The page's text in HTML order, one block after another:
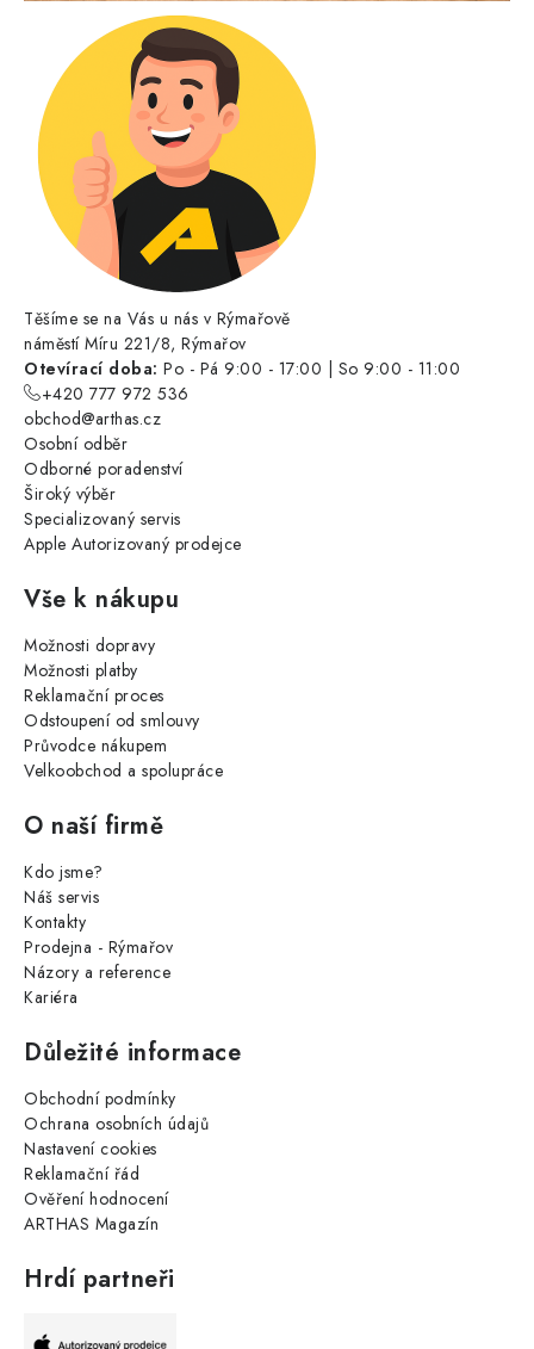
Těšíme se na Vás u nás v Rýmařově
náměstí Míru 221/8, Rýmařov
Otevírací doba: Po - Pá 9:00 - 17:00 | So 9:00 - 11:00
+420 777 972 536
obchod@arthas.cz
Osobní odběr
Odborné poradenství
Široký výběr
Specializovaný servis
Apple Autorizovaný prodejce
Vše k nákupu
Možnosti dopravy
Možnosti platby
Reklamační proces
Odstoupení od smlouvy
Průvodce nákupem
Velkoobchod a spolupráce
O naší firmě
Kdo jsme?
Náš servis
Kontakty
Prodejna - Rýmařov
Názory a reference
Kariéra
Důležité informace
Obchodní podmínky
Ochrana osobních údajů
Nastavení cookies
Reklamační řád
Ověření hodnocení
ARTHAS Magazín
Hrdí partneři